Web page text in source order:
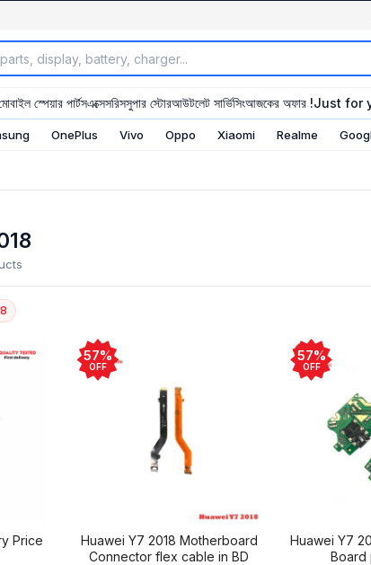
স্পেয়ার পার্টসএক্সেসরিসসুপার স্টোরআউটলেট সার্ভিসিংআজকের অফার !Just for
OnePlus Vivo Oppo Xiaomi Realme
Price
57%
OFF
Huawei Y7 2018 Motherboard
Connector flex cable in BD
57%
OFF
Huawei Y7
Board